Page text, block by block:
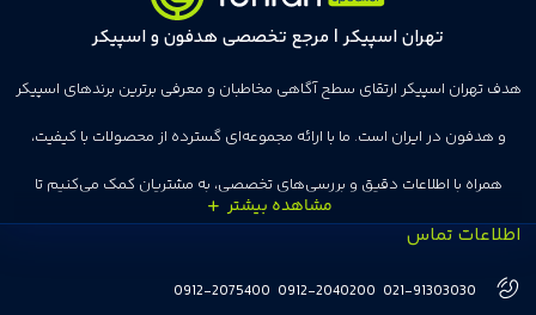
تهران اسپیکر | مرجع تخصصی هدفون و اسپیکر
هدف تهران اسپیکر ارتقای سطح آگاهی مخاطبان و معرفی برترین برندهای اسپیکر
و هدفون در ایران است. ما با ارائه مجموعه‌ای گسترده از محصولات با کیفیت،
همراه با اطلاعات دقیق و بررسی‌های تخصصی، به مشتریان کمک می‌کنیم تا
انتخاب‌های درست و هوشمندانه‌ای داشته باشند. تهران اسپیکر با تجربه‌ای بیش از
هفت سال در این زمینه، بر ایجاد تجربه خریدی آسان، سریع و مطمئن تمرکز دارد تا
اطلاعات تماس
021-91303030
0912-2040200
0912-2075400